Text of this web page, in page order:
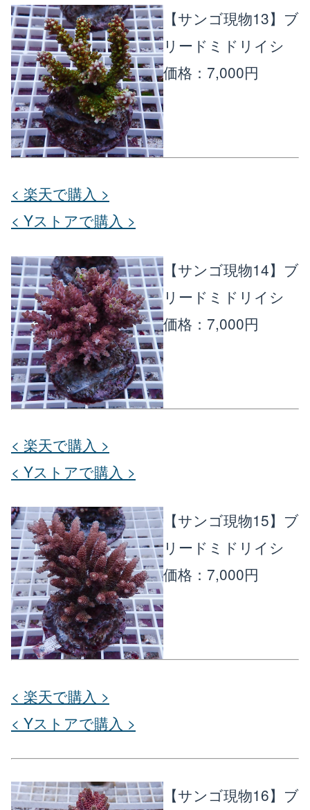
【サンゴ現物13】ブ
リードミドリイシ
価格：7,000円
< 楽天で購入 >
< Yストアで購入 >
【サンゴ現物14】ブ
リードミドリイシ
価格：7,000円
< 楽天で購入 >
< Yストアで購入 >
【サンゴ現物15】ブ
リードミドリイシ
価格：7,000円
< 楽天で購入 >
< Yストアで購入 >
【サンゴ現物16】ブ